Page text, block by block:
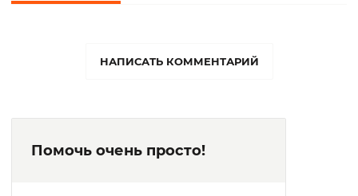
НАПИСАТЬ КОММЕНТАРИЙ
Помочь очень просто!